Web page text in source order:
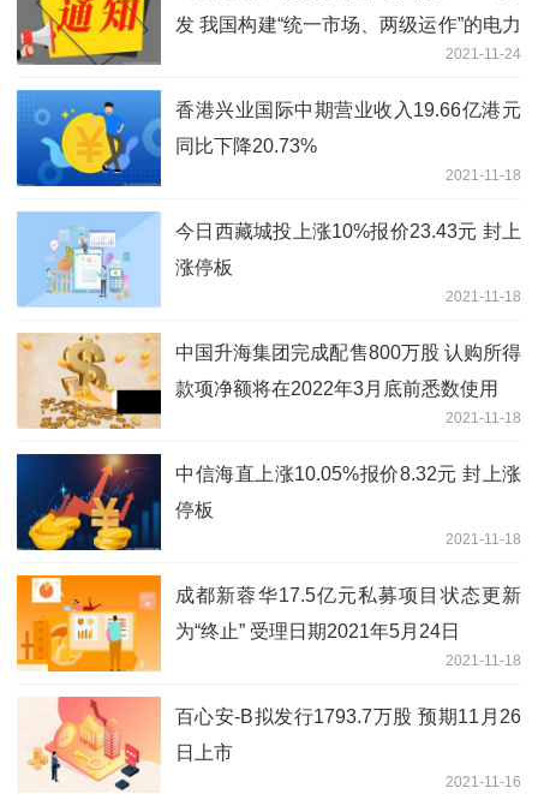
发 我国构建“统一市场、两级运作”的电力
2021-11-24
香港兴业国际中期营业收入19.66亿港元
同比下降20.73%
2021-11-18
今日西藏城投上涨10%报价23.43元 封上
涨停板
2021-11-18
中国升海集团完成配售800万股 认购所得
款项净额将在2022年3月底前悉数使用
2021-11-18
中信海直上涨10.05%报价8.32元 封上涨
停板
2021-11-18
成都新蓉华17.5亿元私募项目状态更新
为“终止” 受理日期2021年5月24日
2021-11-18
百心安-B拟发行1793.7万股 预期11月26
日上市
2021-11-16